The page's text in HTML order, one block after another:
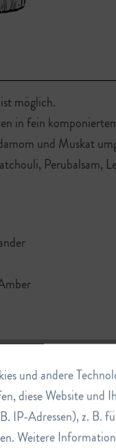
möglich.
in fein
und Muskat
und andere
diese Website und
IP-Adressen), z. B.
Weitere